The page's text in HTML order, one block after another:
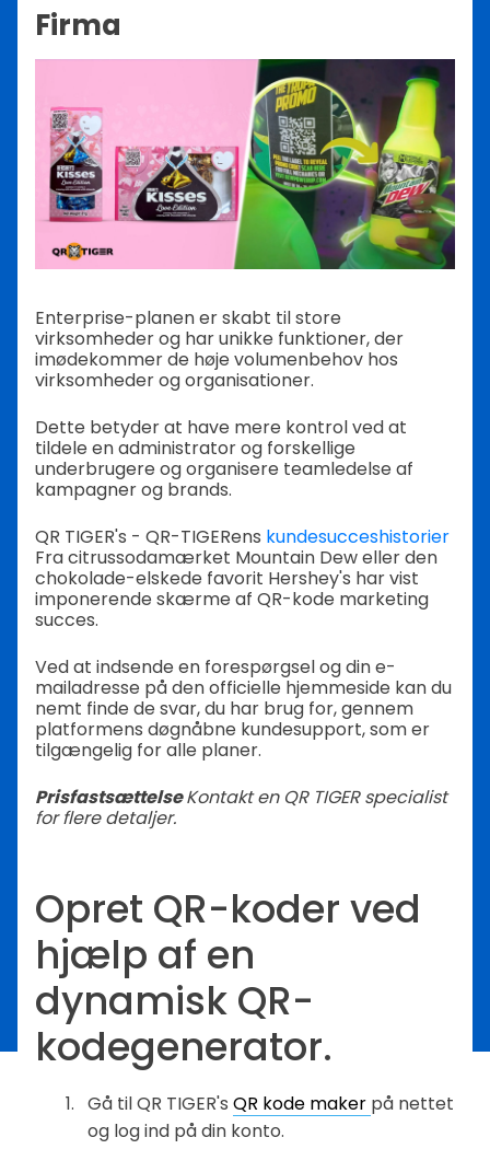
Firma
Enterprise-planen er skabt til store
virksomheder og har unikke funktioner, der
imødekommer de høje volumenbehov hos
virksomheder og organisationer.
Dette betyder at have mere kontrol ved at
tildele en administrator og forskellige
underbrugere og organisere teamledelse af
kampagner og brands.
QR TIGER's - QR-TIGERens kundesucceshistorier
Fra citrussodamærket Mountain Dew eller den
chokolade-elskede favorit Hershey's har vist
imponerende skærme af QR-kode marketing
succes.
Ved at indsende en forespørgsel og din e-
mailadresse på den officielle hjemmeside kan du
nemt finde de svar, du har brug for, gennem
platformens døgnåbne kundesupport, som er
tilgængelig for alle planer.
PrisfastsættelseKontakt en QR TIGER specialist
for flere detaljer.
Opret QR-koder ved
hjælp af en
dynamisk QR-
kodegenerator.
Gå til QR TIGER's QR kode maker på nettet
og log ind på din konto.